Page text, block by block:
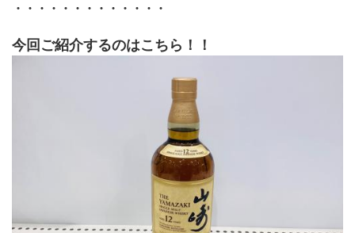
・・・・・・・・・・・・・
今回ご紹介するのはこちら！！